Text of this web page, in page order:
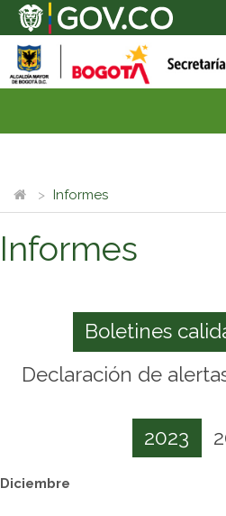
Informes
Informes
Boletines
Declaración de
2023
Diciembre